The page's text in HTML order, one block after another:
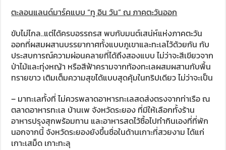
ตะลอนแลนด์มาร์คแบบ “ทู อิน วัน” ณ ภาคตะวันออก
ขับไม่ไกล..แต่ได้ครบอรรถรส พบกับมนต์เสน่ห์แห่งภาคตะวัน
ออกที่ผสมผสานบรรยากาศทั้งแบบภูเขาและทะเลไว้ด้วยกัน กับ
ประสบการณ์ความผ่อนคลายที่ได้ถึงสองแบบ ไม่ว่าจะสีเขียวจาก
ป่าไม้และทุ่งหญ้า หรือสีฟ้าครามจากท้องทะเลผสมผสานกับพื้น
ทรายขาว เติมเต็มความสุขได้แบบสุดคุ้มในทริปเดียว ไม่ว่าจะเป็น
– มาทะเลทั้งที่ ไม่ควรพลาดอาหารทะเลสดส่งตรงจากท่าเรือ ณ
ตลาดอาหารทะเล บ้านเพ จังหวัดระยอง ที่มีให้เลือกทั้งร้าน
อาหารปรุงสุกพร้อมทาน และอาหารสดไว้ซื้อไปทำกินเองที่ที่พัก
นอกจากนี้ จังหวัดระยองยังขึ้นชื่อในด้านเกาะที่สวยงาม ได้แก่
เกาะเสม็ด เกาะทะลุ